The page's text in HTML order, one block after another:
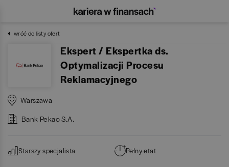
wróć do listy ofert
Ekspert / Ekspertka ds.
Optymalizacji Procesu
Reklamacyjnego
Warszawa
Bank Pekao S.A.
Starszy specjalista Pełny etat